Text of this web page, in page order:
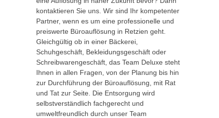
kontaktieren Sie uns. Wir sind Ihr kompetenter
Partner, wenn es um eine professionelle und
preiswerte Büroauflösung in Retzien geht.
Gleichgültig ob in einer Bäckerei,
Schuhgeschäft, Bekleidungsgeschäft oder
Schreibwarengeschäft, das Team Deluxe steht
Ihnen in allen Fragen, von der Planung bis hin
zur Durchführung der Büroauflösung, mit Rat
und Tat zur Seite. Die Entsorgung wird
selbstverständlich fachgerecht und
umweltfreundlich durch unser Team